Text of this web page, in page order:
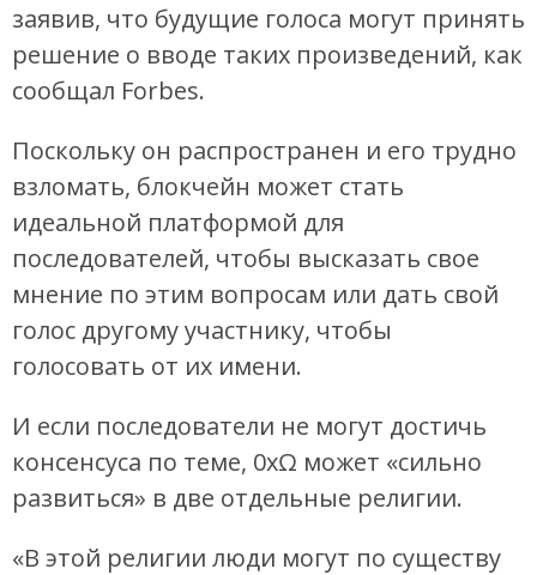
заявив, что будущие голоса могут принять
решение о вводе таких произведений, как
сообщал Forbes.
Поскольку он распространен и его трудно
взломать, блокчейн может стать
идеальной платформой для
последователей, чтобы высказать свое
мнение по этим вопросам или дать свой
голос другому участнику, чтобы
голосовать от их имени.
И если последователи не могут достичь
консенсуса по теме, 0xΩ может «сильно
развиться» в две отдельные религии.
«В этой религии люди могут по существу